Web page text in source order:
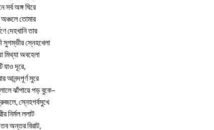
অঙ্গ ঘিরে
অঞ্চলে তোমার
দেহখানি তার
স্নেহখেলা
মিথ্যা অবহেলা
যাও দূরে,
আনন্দপূর্ণ সুরে
ঝাঁপায়ে পড় বুকে–
স্নেহগর্বসুখে
নির্মল ললাট
অন্তর বিরাট,